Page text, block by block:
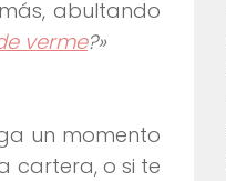
abultando
verme?»
un momento
cartera, o si te